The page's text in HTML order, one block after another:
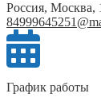
Россия, Москва,
График работы